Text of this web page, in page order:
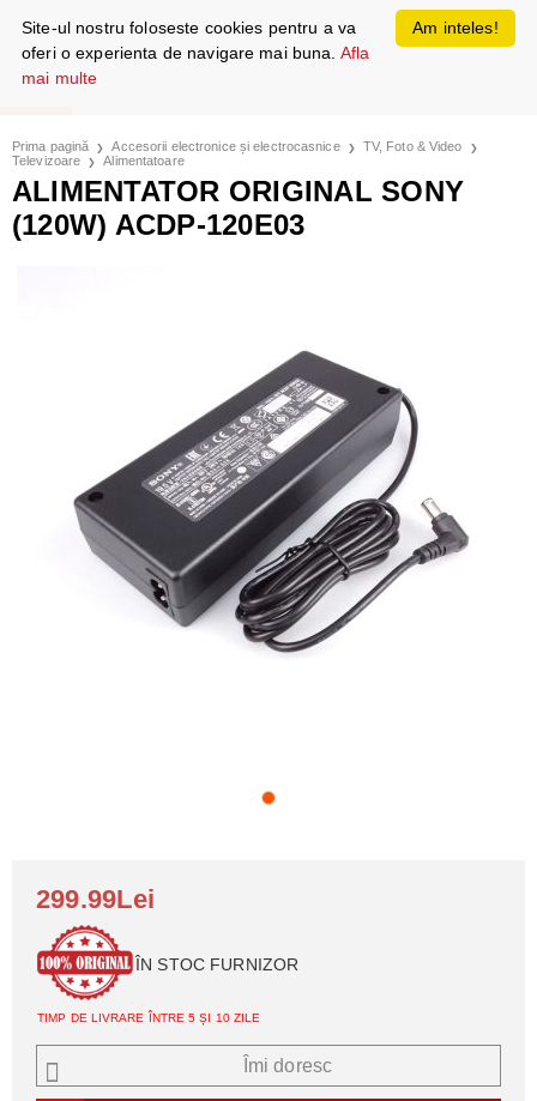
Prima pagină Accesorii electronice și electrocasnice
TV, Foto & Video
Televizoare
Alimentatoare
ALIMENTATOR ORIGINAL SONY
(120W) ACDP-120E03
299.99Lei
ÎN STOC FURNIZOR
TIMP DE LIVRARE ÎNTRE 5 ȘI 10 ZILE
Îmi doresc
Am inteles!
Site-ul nostru foloseste cookies pentru a va
oferi o experienta de navigare mai buna. Afla
mai multe